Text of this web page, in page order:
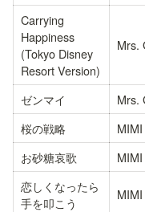
Carrying
Happiness
(Tokyo Disney
Resort Version)
Mrs.
ゼンマイ
Mrs.
桜の戦略
MIMI
お砂糖哀歌
MIMI
恋しくなったら
手を叩こう
MIMI